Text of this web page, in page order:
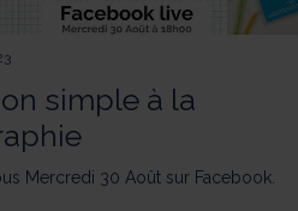
simple à la
Mercredi 30 Août sur Facebook.